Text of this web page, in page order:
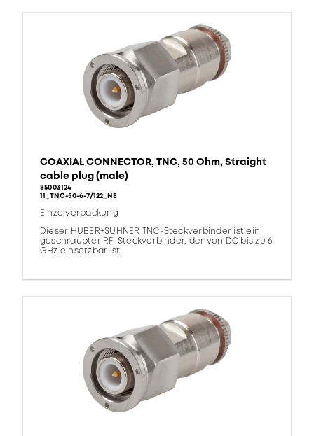
COAXIAL CONNECTOR, TNC, 50 Ohm, Straight
cable plug (male)
85003124
11_TNC-50-6-7/122_NE
Einzelverpackung
Dieser HUBER+SUHNER TNC-Steckverbinder ist ein
geschraubter RF-Steckverbinder, der von DC bis zu 6
GHz einsetzbar ist.